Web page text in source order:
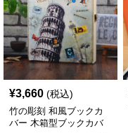
¥3,660 (税込)
竹の彫刻 和風ブックカ
バー 木箱型ブックカバ